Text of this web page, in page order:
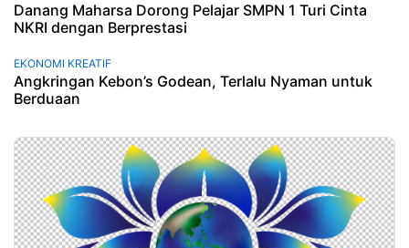
Danang Maharsa Dorong Pelajar SMPN 1 Turi Cinta
NKRI dengan Berprestasi
EKONOMI KREATIF
Angkringan Kebon’s Godean, Terlalu Nyaman untuk
Berduaan